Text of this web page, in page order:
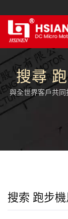
搜尋
與全世界客戶共
搜索 跑步